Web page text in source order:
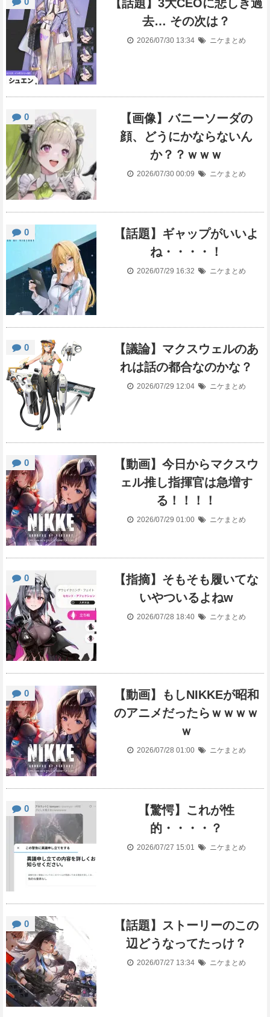
【話題】3大CEOに悲しき過
去… その次は？
2026/07/30 13:34 ニケまとめ
0
【画像】バニーソーダの
顔、どうにかならないん
か？？ｗｗｗ
2026/07/30 00:09 ニケまとめ
0
【話題】ギャップがいいよ
ね・・・・！
2026/07/29 16:32 ニケまとめ
0
【議論】マクスウェルのあ
れは話の都合なのかな？
2026/07/29 12:04 ニケまとめ
0
【動画】今日からマクスウ
ェル推し指揮官は急増す
る！！！！
2026/07/29 01:00 ニケまとめ
0
【指摘】そもそも履いてな
いやついるよねw
2026/07/28 18:40 ニケまとめ
0
【動画】もしNIKKEが昭和
のアニメだったらｗｗｗｗ
ｗ
2026/07/28 01:00 ニケまとめ
0
【驚愕】これが性
的・・・・？
2026/07/27 15:01 ニケまとめ
0
【話題】ストーリーのこの
辺どうなってたっけ？
2026/07/27 13:34 ニケまとめ